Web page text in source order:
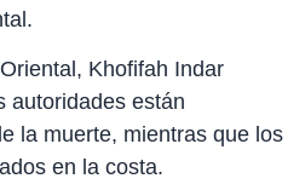
Khofifah Indar
autoridades están
la muerte, mientras que los
en la costa.